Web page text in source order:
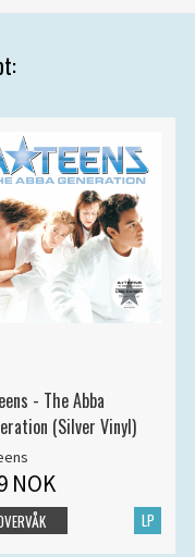
- The Abba
(Silver Vinyl)
NOK
LP